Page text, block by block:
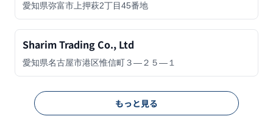
愛知県弥富市上押萩2丁目45番地
Sharim Trading Co., Ltd
愛知県名古屋市港区惟信町３―２５―１
もっと見る